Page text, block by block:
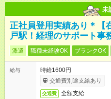
未
正社員登用実績あり＊【
戸駅！経理のサポート事
派遣 職種未経験OK ブランクOK
給与
時給1600円
交通費別途支給あり
交通費 全額支給